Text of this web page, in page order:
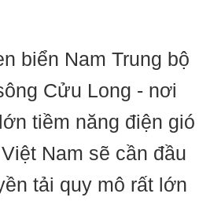
biển Nam Trung bộ
Cửu Long - nơi
tiềm năng điện gió
Nam sẽ cần đầu
tải quy mô rất lớn